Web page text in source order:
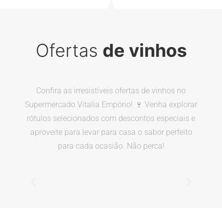
Ofertas de vinhos
Confira as irresistíveis ofertas de vinhos no
Supermercado Vitalia Empório! 🍷 Venha explorar
rótulos selecionados com descontos especiais e
aproveite para levar para casa o sabor perfeito
para cada ocasião. Não perca!